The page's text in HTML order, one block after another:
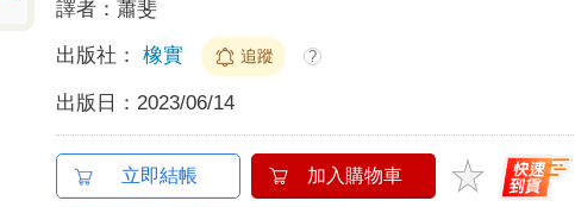
譯者：蕭斐
出版社： 橡實 追蹤 ?
出版日： 2023/06/14
立即結帳 加入購物車